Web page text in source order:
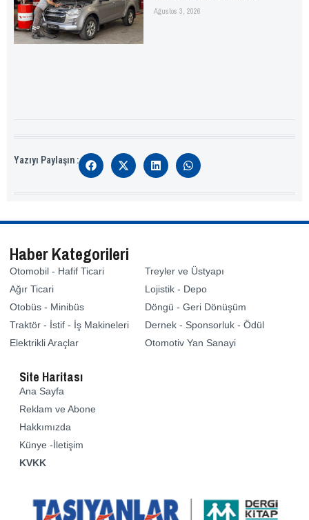
Ağustos 3, 2026
Yazıyı Paylaşın :
Haber Kategorileri
Otomobil - Hafif Ticari
Ağır Ticari
Otobüs - Minibüs
Traktör - İstif - İş Makineleri
Elektrikli Araçlar
Treyler ve Üstyapı
Lojistik - Depo
Döngü - Geri Dönüşüm
Dernek - Sponsorluk - Ödül
Otomotiv Yan Sanayi
Site Haritası
Ana Sayfa
Reklam ve Abone
Hakkımızda
Künye -İletişim
KVKK